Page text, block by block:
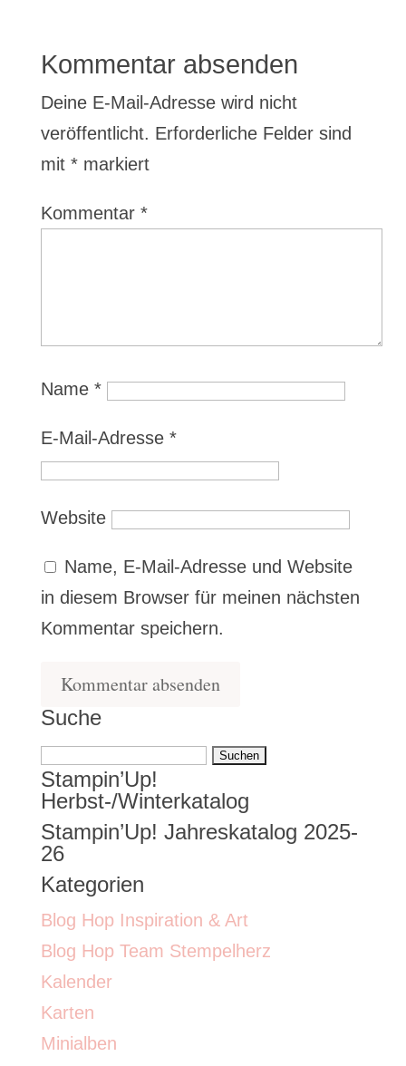
Kommentar absenden
Deine E-Mail-Adresse wird nicht
veröffentlicht. Erforderliche Felder sind
mit *markiert
Kommentar *
Name *
E-Mail-Adresse *
Website
Name, E-Mail-Adresse und Website
in diesem Browser für meinen nächsten
Kommentar speichern.
Suche
Suchen
nach:
Stampin’Up!
Herbst-/Winterkatalog
Stampin’Up! Jahreskatalog 2025-
26
Kategorien
Blog Hop Inspiration & Art
Blog Hop Team Stempelherz
Kalender
Karten
Minialben